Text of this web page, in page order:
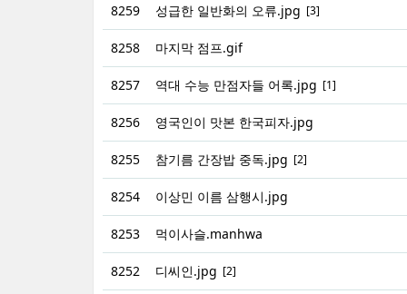
8259 성급한 일반화의 오류.jpg [3]
8258 마지막 점프.gif
8257 역대 수능 만점자들 어록.jpg [1]
8256 영국인이 맛본 한국피자.jpg
8255 참기름 간장밥 중독.jpg [2]
8254 이상민 이름 삼행시.jpg
8253 먹이사슬.manhwa
8252 디씨인.jpg [2]